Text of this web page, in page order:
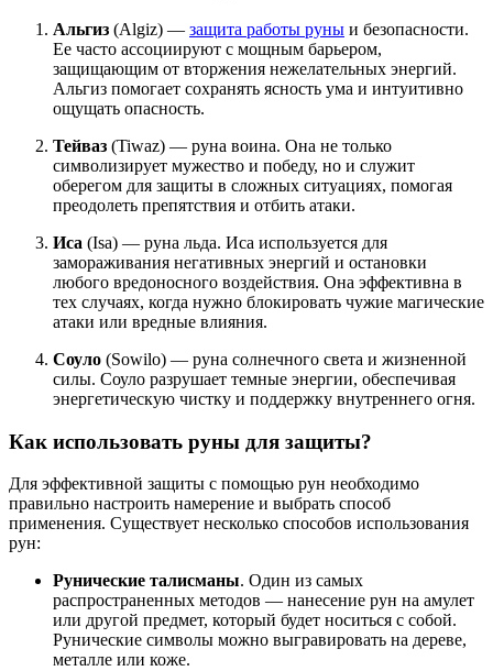
Альгиз (Algiz) — защита работы руны и безопасности.
Ее часто ассоциируют с мощным барьером,
защищающим от вторжения нежелательных энергий.
Альгиз помогает сохранять ясность ума и интуитивно
ощущать опасность.
Тейваз (Tiwaz) — руна воина. Она не только
символизирует мужество и победу, но и служит
оберегом для защиты в сложных ситуациях, помогая
преодолеть препятствия и отбить атаки.
Иса (Isa) — руна льда. Иса используется для
замораживания негативных энергий и остановки
любого вредоносного воздействия. Она эффективна в
тех случаях, когда нужно блокировать чужие магические
атаки или вредные влияния.
Соуло (Sowilo) — руна солнечного света и жизненной
силы. Соуло разрушает темные энергии, обеспечивая
энергетическую чистку и поддержку внутреннего огня.
Как использовать руны для защиты?
Для эффективной защиты с помощью рун необходимо
правильно настроить намерение и выбрать способ
применения. Существует несколько способов использования
рун:
Рунические талисманы. Один из самых
распространенных методов — нанесение рун на амулет
или другой предмет, который будет носиться с собой.
Рунические символы можно выгравировать на дереве,
металле или коже.